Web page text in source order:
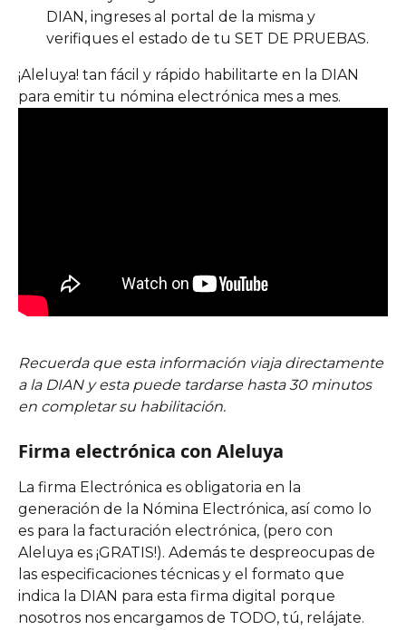
DIAN, ingreses al portal de la misma y
verifiques el estado de tu SET DE PRUEBAS.
¡Aleluya! tan fácil y rápido habilitarte en la DIAN
para emitir tu nómina electrónica mes a mes.
Recuerda que esta información viaja directamente
a la DIAN y esta puede tardarse hasta 30 minutos
en completar su habilitación.
Firma electrónica con Aleluya
La firma Electrónica es obligatoria en la
generación de la Nómina Electrónica, así como lo
es para la facturación electrónica, (pero con
Aleluya es ¡GRATIS!). Además te despreocupas de
las especificaciones técnicas y el formato que
indica la DIAN para esta firma digital porque
nosotros nos encargamos de TODO, tú, relájate.